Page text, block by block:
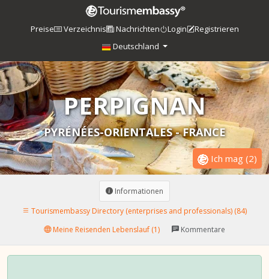
Preise Verzeichnis Nachrichten Login
Registrieren
Deutschland
PERPIGNAN
PYRÉNÉES-ORIENTALES - FRANCE
Ich mag (2)
Informationen
Tourismembassy Directory (enterprises and professionals) (84)
Meine Reisenden Lebenslauf (1)
Kommentare